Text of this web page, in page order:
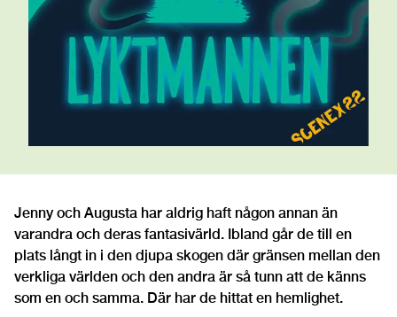
Jenny och Augusta har aldrig haft någon annan än
varandra och deras fantasivärld. Ibland går de till en
plats långt in i den djupa skogen där gränsen mellan den
verkliga världen och den andra är så tunn att de känns
som en och samma. Där har de hittat en hemlighet.